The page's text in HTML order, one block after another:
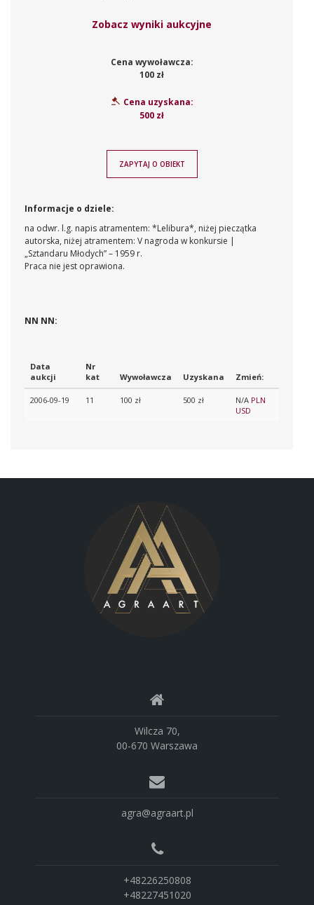
Zobacz wyniki aukcyjne
Cena wywoławcza:
100 zł
Cena uzyskana:
500 zł
ZAPYTAJ O OBIEKT
Informacje o dziele:
na odwr. l.g. napis atramentem: *Lelibura*, niżej pieczątka
autorska, niżej atramentem: V nagroda w konkursie |
„Sztandaru Młodych” – 1959 r.
Praca nie jest oprawiona.
NN NN:
Data
aukcji
Nr
kat
Wywoławcza Uzyskana Zmień:
2006-09-19 11 100 zł 500 zł N/A PLN
USD
Wilcza 70,
00-670 Warszawa
agra@agraart.pl
+48226250808
+48227451020